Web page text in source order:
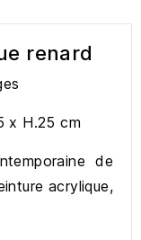
renard
x H.25 cm
de
acrylique,